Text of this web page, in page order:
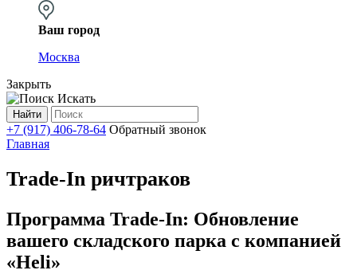
Ваш город
Москва
Закрыть
Искать
Найти
+7 (917) 406-78-64 Обратный звонок
Главная
Trade-In ричтраков
Программа Trade-In: Обновление
вашего складского парка с компанией
«Heli»